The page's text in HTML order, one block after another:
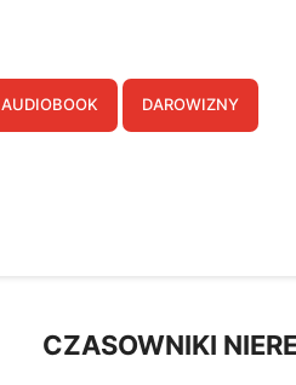
AUDIOBOOK DAROWIZNY
CZASOWNIKI